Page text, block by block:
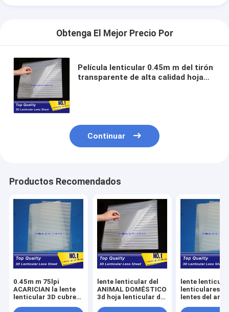
Obtenga El Mejor Precio Por
Película lenticular 0.45m m del tirón
transparente de alta calidad hoja
Continuar
Productos Recomendados
0.45m m 75lpi
ACARICIAN la lente
lenticular 3D cubre
lente lenticular del
ANIMAL DOMÉSTICO
3d hoja lenticular de
lente
lenticulares
lentes del